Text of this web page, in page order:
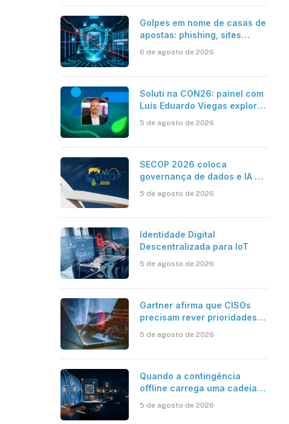
Golpes em nome de casas de
apostas: phishing, sites
6 de agosto de 2026
Soluti na CON26: painel com
Luís Eduardo Viegas explora
eficiência da Contabilidade
5 de agosto de 2026
SECOP 2026 coloca
governança de dados e IA no
5 de agosto de 2026
Identidade Digital
Descentralizada para IoT
5 de agosto de 2026
Gartner afirma que CISOs
precisam rever prioridades
para enfrentar os desafios
5 de agosto de 2026
Quando a contingência
offline carrega uma cadeia
5 de agosto de 2026